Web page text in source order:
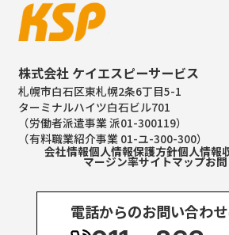
株式会社 ケイエスピーサービス
札幌市白石区東札幌2条6丁目5-1
ターミナルハイツ白石ビル701
（労働者派遣事業 派01-300119）
（有料職業紹介事業 01-ユ-300-300）
会社情報個人情報保護方針個人情報
マージン率サイトマップお
電話からのお問い合わ